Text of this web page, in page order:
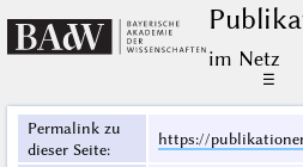
im Netz
☰
Permalink zu
dieser Seite:
https://